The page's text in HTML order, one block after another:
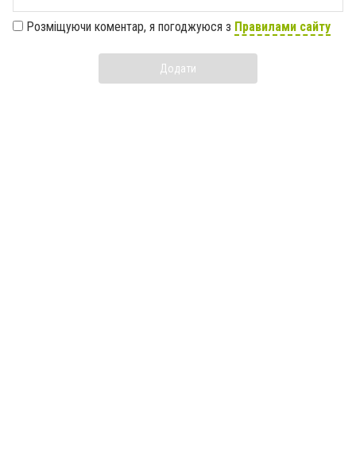
Розміщуючи коментар, я погоджуюся з Правилами сайту
Додати